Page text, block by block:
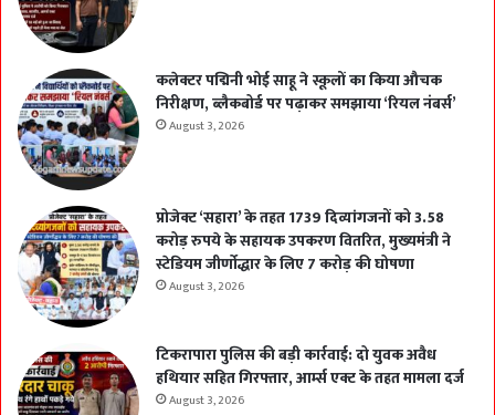
कलेक्टर पद्मिनी भोई साहू ने स्कूलों का किया औचक
निरीक्षण, ब्लैकबोर्ड पर पढ़ाकर समझाया ‘रियल नंबर्स’
August 3, 2026
प्रोजेक्ट ‘सहारा’ के तहत 1739 दिव्यांगजनों को 3.58
करोड़ रुपये के सहायक उपकरण वितरित, मुख्यमंत्री ने
स्टेडियम जीर्णोद्धार के लिए 7 करोड़ की घोषणा
August 3, 2026
टिकरापारा पुलिस की बड़ी कार्रवाई: दो युवक अवैध
हथियार सहित गिरफ्तार, आर्म्स एक्ट के तहत मामला दर्ज
August 3, 2026